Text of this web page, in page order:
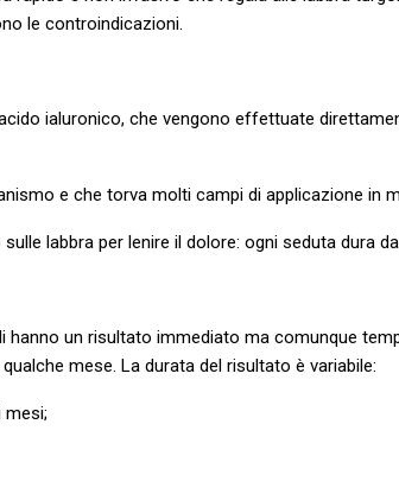
le controindicazioni.
ialuronico, che vengono effettuate
e che torva molti campi di applicazione in
labbra per lenire il dolore: ogni seduta dura da
hanno un risultato immediato ma comunque
mese. La durata del risultato è variabile:
mesi;